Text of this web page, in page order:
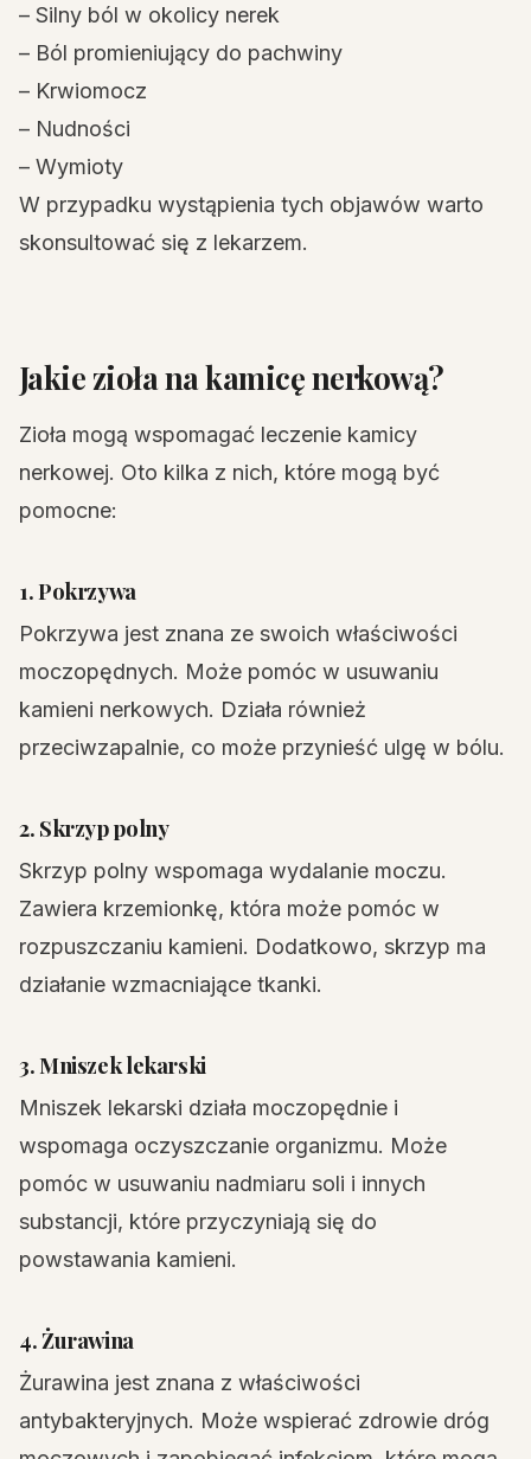
– Silny ból w okolicy nerek
– Ból promieniujący do pachwiny
– Krwiomocz
– Nudności
– Wymioty
W przypadku wystąpienia tych objawów warto
skonsultować się z lekarzem.
Jakie zioła na kamicę nerkową?
Zioła mogą wspomagać leczenie kamicy
nerkowej. Oto kilka z nich, które mogą być
pomocne:
1. Pokrzywa
Pokrzywa jest znana ze swoich właściwości
moczopędnych. Może pomóc w usuwaniu
kamieni nerkowych. Działa również
przeciwzapalnie, co może przynieść ulgę w bólu.
2. Skrzyp polny
Skrzyp polny wspomaga wydalanie moczu.
Zawiera krzemionkę, która może pomóc w
rozpuszczaniu kamieni. Dodatkowo, skrzyp ma
działanie wzmacniające tkanki.
3. Mniszek lekarski
Mniszek lekarski działa moczopędnie i
wspomaga oczyszczanie organizmu. Może
pomóc w usuwaniu nadmiaru soli i innych
substancji, które przyczyniają się do
powstawania kamieni.
4. Żurawina
Żurawina jest znana z właściwości
antybakteryjnych. Może wspierać zdrowie dróg